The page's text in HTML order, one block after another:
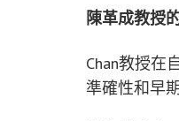
陳革成教授
Chan教授在
準確性和早